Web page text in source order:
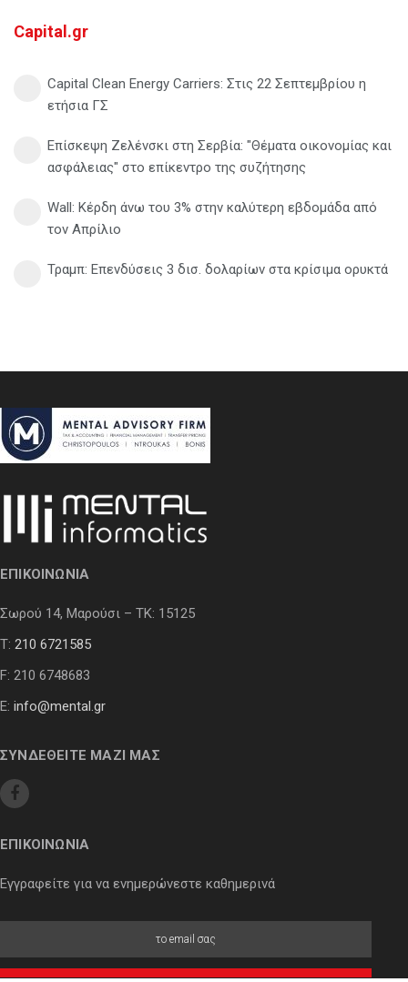
Capital.gr
Capital Clean Energy Carriers: Στις 22 Σεπτεμβρίου η
ετήσια ΓΣ
Επίσκεψη Ζελένσκι στη Σερβία: "Θέματα οικονομίας και
ασφάλειας" στο επίκεντρο της συζήτησης
Wall: Κέρδη άνω του 3% στην καλύτερη εβδομάδα από
τον Απρίλιο
Τραμπ: Επενδύσεις 3 δισ. δολαρίων στα κρίσιμα ορυκτά
ΕΠΙΚΟΙΝΩΝΙΑ
Σωρού 14, Μαρούσι – ΤΚ: 15125
Τ: 210 6721585
F: 210 6748683
E: info@mental.gr
ΣΥΝΔΕΘΕΙΤΕ ΜΑΖΙ ΜΑΣ
ΕΠΙΚΟΙΝΩΝΙΑ
Εγγραφείτε για να ενημερώνεστε καθημερινά